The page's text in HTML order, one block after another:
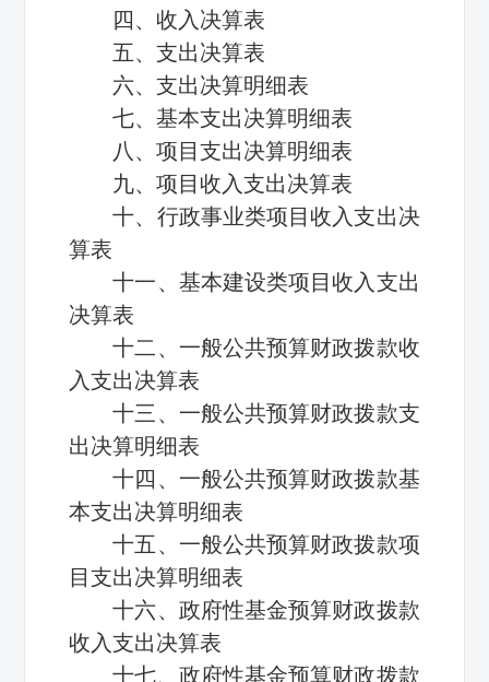
四、收入决算表
五、支出决算表
六、支出决算明细表
七、基本支出决算明细表
八、项目支出决算明细表
九、项目收入支出决算表
十、行政事业类项目收入支出决
算表
十一、基本建设类项目收入支出
决算表
十二、一般公共预算财政拨款收
入支出决算表
十三、一般公共预算财政拨款支
出决算明细表
十四、一般公共预算财政拨款基
本支出决算明细表
十五、一般公共预算财政拨款项
目支出决算明细表
十六、政府性基金预算财政拨款
收入支出决算表
十七、政府性基金预算财政拨款